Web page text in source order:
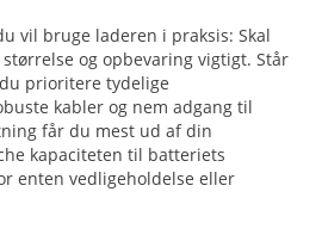
vil bruge laderen i praksis: Skal
og opbevaring vigtigt. Står
prioritere tydelige
kabler og nem adgang til
får du mest ud af din
kapaciteten til batteriets
enten vedligeholdelse eller